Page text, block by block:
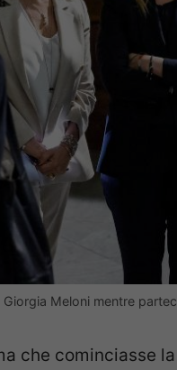
Meloni mentre
che cominciasse